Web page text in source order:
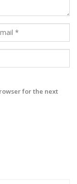
for the next